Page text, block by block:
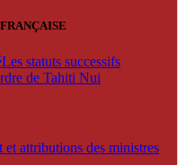
Les statuts successifs
de Tahiti Nui
attributions des ministres